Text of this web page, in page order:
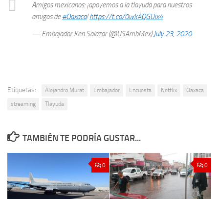
Amigos mexicanos: ¡apoyemos a la tlayuda para nuestros
amigos de#Oaxaca!https://t.co/0wkAQGUix4
— Embajador Ken Salazar (@USAmbMex)July 23, 2020
Etiquetas: Alejandro Murat Embajador Encuesta Netflix
Oaxaca
streaming
Tlayuda
TAMBIÉN TE PODRÍA GUSTAR...
0 0